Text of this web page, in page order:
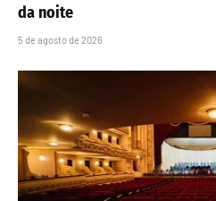
da noite
5 de agosto de 2026